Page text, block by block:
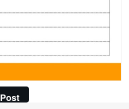
Post